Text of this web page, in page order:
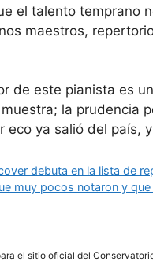
el talento temprano
maestros,
de este pianista es
la prudencia
eco ya salió del país,
debuta en la lista de
muy pocos notaron y
el sitio oficial del